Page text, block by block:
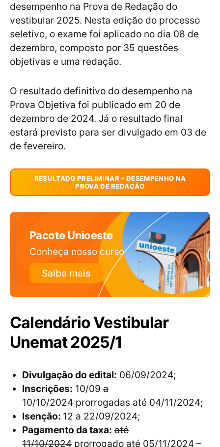
desempenho na Prova de Redação do
vestibular 2025. Nesta edição do processo
seletivo, o exame foi aplicado no dia 08 de
dezembro, composto por 35 questões
objetivas e uma redação.
O resultado definitivo do desempenho na
Prova Objetiva foi publicado em 20 de
dezembro de 2024. Já o resultado final
estará previsto para ser divulgado em 03 de
de fevereiro.
RESULTADO PRELIMINAR – DESEMPENHO NA
PROVA DE REDAÇÃO
Pacote Unioeste
Conheça nosso curso
Saiba mais
Calendário Vestibular
Unemat 2025/1
Divulgação do edital: 06/09/2024;
Inscrições: 10/09 a
10/10/2024 prorrogadas até 04/11/2024;
Isenção: 12 a 22/09/2024;
Pagamento da taxa: até
11/10/2024 prorrogado até 05/11/2024 –